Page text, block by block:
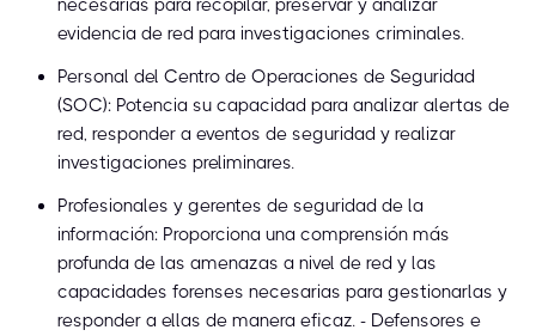
necesarias para recopilar, preservar y analizar
evidencia de red para investigaciones criminales.
Personal del Centro de Operaciones de Seguridad
(SOC): Potencia su capacidad para analizar alertas de
red, responder a eventos de seguridad y realizar
investigaciones preliminares.
Profesionales y gerentes de seguridad de la
información: Proporciona una comprensión más
profunda de las amenazas a nivel de red y las
capacidades forenses necesarias para gestionarlas y
responder a ellas de manera eficaz. - Defensores e